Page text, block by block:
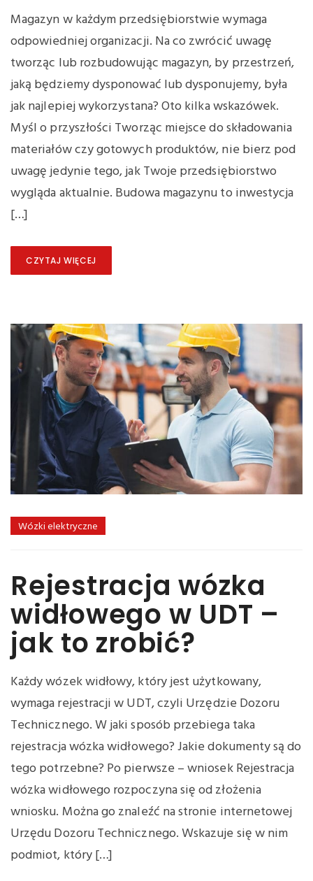
Magazyn w każdym przedsiębiorstwie wymaga
odpowiedniej organizacji. Na co zwrócić uwagę
tworząc lub rozbudowując magazyn, by przestrzeń,
jaką będziemy dysponować lub dysponujemy, była
jak najlepiej wykorzystana? Oto kilka wskazówek.
Myśl o przyszłości Tworząc miejsce do składowania
materiałów czy gotowych produktów, nie bierz pod
uwagę jedynie tego, jak Twoje przedsiębiorstwo
wygląda aktualnie. Budowa magazynu to inwestycja
[…]
CZYTAJ WIĘCEJ
Wózki elektryczne
Rejestracja wózka
widłowego w UDT –
jak to zrobić?
Każdy wózek widłowy, który jest użytkowany,
wymaga rejestracji w UDT, czyli Urzędzie Dozoru
Technicznego. W jaki sposób przebiega taka
rejestracja wózka widłowego? Jakie dokumenty są do
tego potrzebne? Po pierwsze – wniosek Rejestracja
wózka widłowego rozpoczyna się od złożenia
wniosku. Można go znaleźć na stronie internetowej
Urzędu Dozoru Technicznego. Wskazuje się w nim
podmiot, który […]